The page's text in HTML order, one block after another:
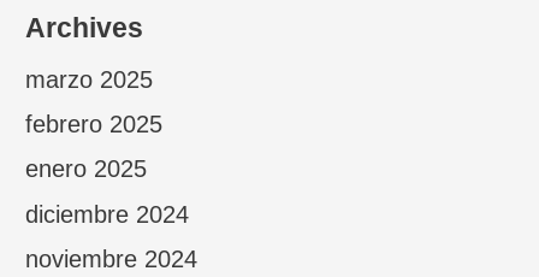
Archives
marzo 2025
febrero 2025
enero 2025
diciembre 2024
noviembre 2024